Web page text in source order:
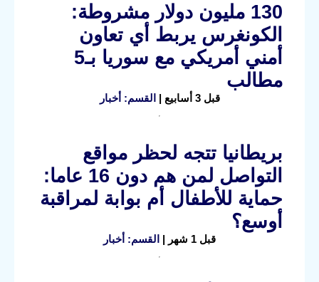
130 مليون دولار مشروطة:
الكونغرس يربط أي تعاون
أمني أمريكي مع سوريا بـ5
مطالب
قبل 3 أسابيع | القسم: أخبار
بريطانيا تتجه لحظر مواقع
التواصل لمن هم دون 16 عاما:
حماية للأطفال أم بوابة لمراقبة
أوسع؟
قبل 1 شهر | القسم: أخبار